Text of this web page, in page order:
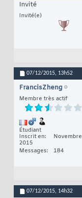
Invité
Invité(e)
07/12/2015, 13h52
FrancisZheng
Membre très actif
Étudiant
Inscrit en
Novembre
2015
Messages
184
07/12/2015, 14h32